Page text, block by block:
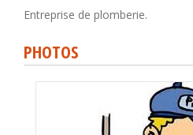
Entreprise de plomberie.
PHOTOS